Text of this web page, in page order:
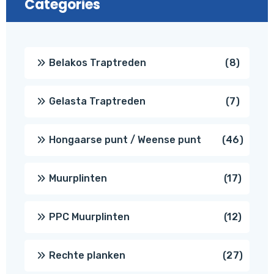
Categories
Belakos Traptreden 88
Gelasta Traptreden 77
Hongaarse punt / Weense punt 4646
Muurplinten 1717
PPC Muurplinten 1212
Rechte planken 2727